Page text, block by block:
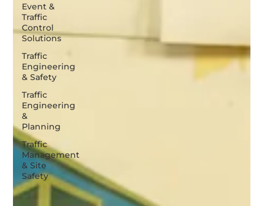
Event &
Traffic
Control
Solutions
Traffic
Engineering
& Safety
Traffic
Engineering
&
Planning
Traffic
Management
& Site
Safety